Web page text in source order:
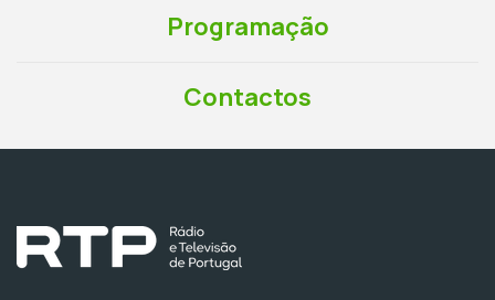
Programação
Contactos